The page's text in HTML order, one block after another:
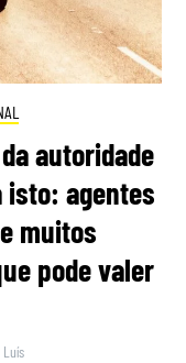
autoridade
isto: agentes
muitos
pode valer